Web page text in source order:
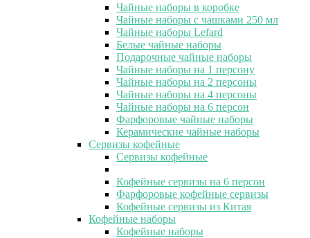
Чайные наборы в коробке
Чайные наборы с чашками 250 мл
Чайные наборы Lefard
Белые чайные наборы
Подарочные чайные наборы
Чайные наборы на 1 персону
Чайные наборы на 2 персоны
Чайные наборы на 4 персоны
Чайные наборы на 6 персон
Фарфоровые чайные наборы
Керамические чайные наборы
Сервизы кофейные
Сервизы кофейные
Кофейные сервизы на 6 персон
Фарфоровые кофейные сервизы
Кофейные сервизы из Китая
Кофейные наборы
Кофейные наборы